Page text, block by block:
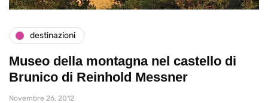
destinazioni
Museo della montagna nel castello di
Brunico di Reinhold Messner
Novembre 26, 2012